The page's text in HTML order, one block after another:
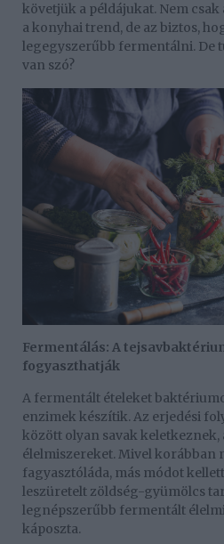
követjük a példájukat. Nem
a konyhai trend, de az biztos,
legegyszerűbb fermentálni. De
van szó?
Fermentálás: A
fogyaszthatják
A fermentált ételeket
enzimek készítik. Az erjedési
között olyan savak
élelmiszereket. Mivel korábban
fagyasztóláda, más módot
leszüretelt zöldség-gyümölcs
legnépszerűbb fermentált
káposzta.